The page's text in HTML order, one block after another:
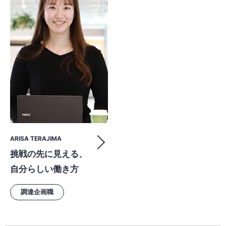
ARISA TERAJIMA
挑戦の先に見える、
自分らしい働き方
調達企画職